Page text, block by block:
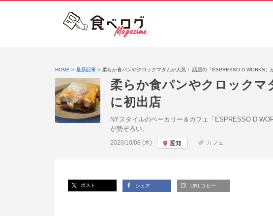
HOME 最新記事 柔らか食パンやクロックマダムが人気！ 話題の「ESPRESSO D WORKS」
柔らか食パンやクロックマ
に初出店
NYスタイルのベーカリー＆カフェ「ESPRESSO D
が勢ぞろい。
投稿日:
2020/10/08 (木) 愛知 カフェ
ポスト シェア URLコピー